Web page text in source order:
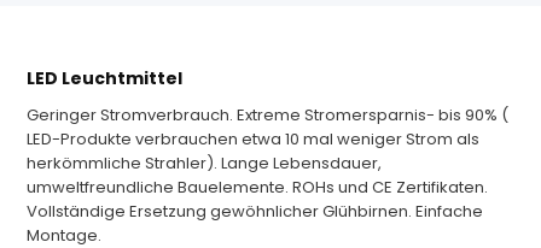
LED Leuchtmittel
Geringer Stromverbrauch. Extreme Stromersparnis- bis 90% (
LED-Produkte verbrauchen etwa 10 mal weniger Strom als
herkömmliche Strahler). Lange Lebensdauer,
umweltfreundliche Bauelemente. ROHs und CE Zertifikaten.
Vollständige Ersetzung gewöhnlicher Glühbirnen. Einfache
Montage.